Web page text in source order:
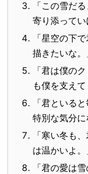
「この雪だ
寄り添ってい
「星空の下
描きたいな。
「君は僕の
も僕を支えて
「君といる
特別な気分に
「寒い冬も
は温かいよ。
「君の愛は